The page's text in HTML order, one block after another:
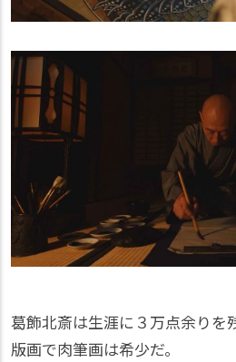
葛飾北斎は生涯に３万点余りを
版画で肉筆画は希少だ。